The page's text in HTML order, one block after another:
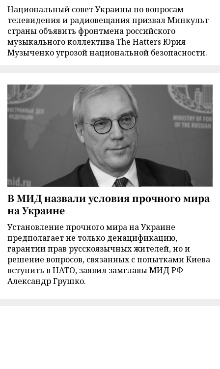
Национальный совет Украины по вопросам
телевидения и радиовещания призвал Минкульт
страны объявить фронтмена российского
музыкального коллектива The Hatters Юрия
Музыченко угрозой национальной безопасности.
В МИД назвали условия прочного мира
на Украине
Установление прочного мира на Украине
предполагает не только денацификацию,
гарантии прав русскоязычных жителей, но и
решение вопросов, связанных с попытками Киева
вступить в НАТО, заявил замглавы МИД РФ
Александр Грушко.